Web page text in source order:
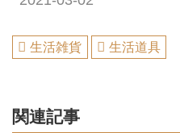
生活雑貨 生活道具
関連記事